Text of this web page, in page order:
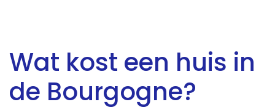
Wat kost een huis in
de Bourgogne?